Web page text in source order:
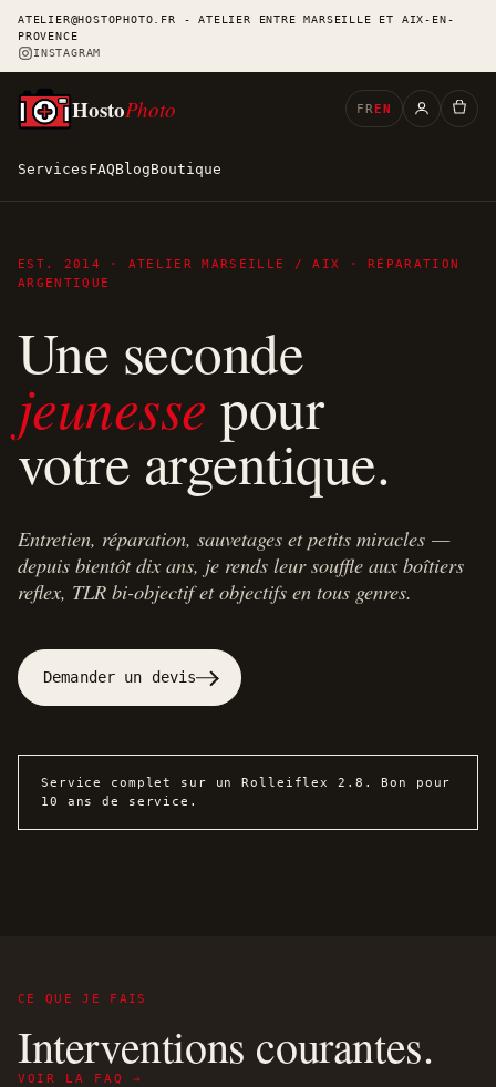
ATELIER@HOSTOPHOTO.FR - ATELIER ENTRE MARSEILLE ET AIX-EN-
PROVENCE
INSTAGRAM
ServicesFAQBlogBoutique
HostoPhoto FR EN
EST. 2014 · ATELIER MARSEILLE / AIX · RÉPARATION
ARGENTIQUE
Une seconde
jeunesse pour
votre argentique.
Entretien, réparation, sauvetages et petits miracles —
depuis bientôt dix ans, je rends leur souffle aux boîtiers
reflex, TLR bi-objectif et objectifs en tous genres.
Demander un devis
Service complet sur un Rolleiflex 2.8. Bon pour
10 ans de service.
CE QUE JE FAIS
Interventions courantes.
VOIR LA FAQ →